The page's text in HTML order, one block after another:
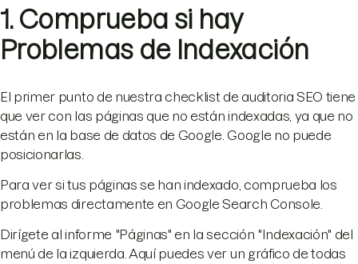
1. Comprueba si hay
Problemas de Indexación
El primer punto de nuestra checklist de auditoria SEO tiene
que ver con las páginas que no están indexadas, ya que no
están en la base de datos de Google. Google no puede
posicionarlas.
Para ver si tus páginas se han indexado, comprueba los
problemas directamente en Google Search Console.
Dirígete al informe "Páginas" en la sección "Indexación" del
menú de la izquierda. Aquí puedes ver un gráfico de todas